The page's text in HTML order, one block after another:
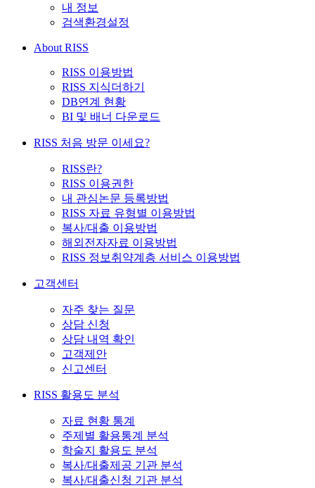
내 정보
검색환경설정
About RISS
RISS 이용방법
RISS 지식더하기
DB연계 현황
BI 및 배너 다운로드
RISS 처음 방문 이세요?
RISS란?
RISS 이용권한
내 관심논문 등록방법
RISS 자료 유형별 이용방법
복사/대출 이용방법
해외전자자료 이용방법
RISS 정보취약계층 서비스 이용방법
고객센터
자주 찾는 질문
상담 신청
상담 내역 확인
고객제안
신고센터
RISS 활용도 분석
자료 현황 통계
주제별 활용통계 분석
학술지 활용도 분석
복사/대출제공 기관 분석
복사/대출신청 기관 분석